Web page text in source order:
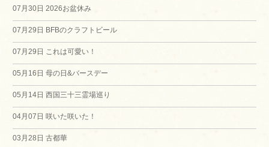
ビ
ー
シ
07月30日 2026お盆休み
07月29日 BFBのクラフトビール
07月29日 これは可愛い！
05月16日 母の日&バースデー
05月14日 西国三十三霊場巡り
04月07日 咲いた咲いた！
03月28日 古都華